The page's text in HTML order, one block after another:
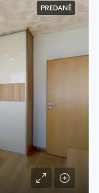
PREDANÉ